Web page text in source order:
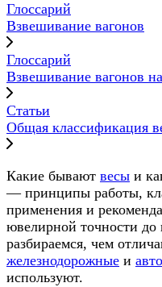
Глоссарий
Взвешивание вагонов
Глоссарий
Взвешивание вагонов
Статьи
Общая классификация
Какие бывают весы и
— принципы работы,
применения и
ювелирной точности
разбираемся, чем
железнодорожные и
используют.